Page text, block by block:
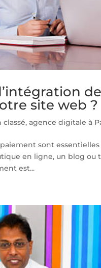
site web ?
classé,agence digitale à
sont
en ligne, un blog ou
est...